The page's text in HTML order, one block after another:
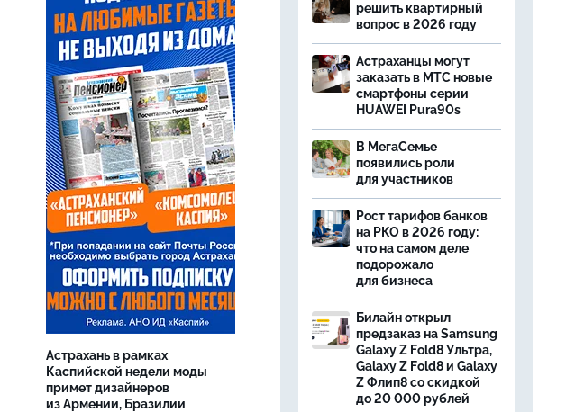
Астрахань в рамках
Каспийской недели моды
примет дизайнеров
из Армении, Бразилии
решить квартирный
вопрос в 2026 году
Астраханцы могут
заказать в МТС новые
смартфоны серии
HUAWEI Pura90s
В МегаСемье
появились роли
для участников
Рост тарифов банков
на РКО в 2026 году:
что на самом деле
подорожало
для бизнеса
Билайн открыл
предзаказ на Samsung
Galaxy Z Fold8 Ультра,
Galaxy Z Fold8 и Galaxy
Z Флип8 со скидкой
до 20 000 рублей